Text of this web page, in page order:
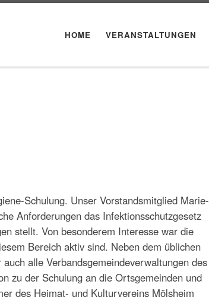
HOME VERANSTALTUNGEN
Schulung. Unser Vorstandsmitglied Marie-
Anforderungen das Infektionsschutzgesetz
stellt. Von besonderem Interesse war die
Bereich aktiv sind. Neben dem üblichen
alle Verbandsgemeindeverwaltungen des
zu der Schulung an die Ortsgemeinden und
des Heimat- und Kulturvereins Mölsheim